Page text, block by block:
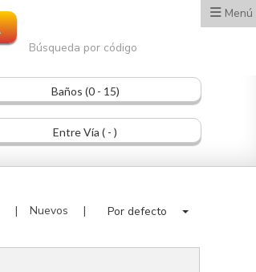
Menú
Búsqueda por código
Baños (0 - 15)
Entre Vía ( - )
Nuevos Por defecto